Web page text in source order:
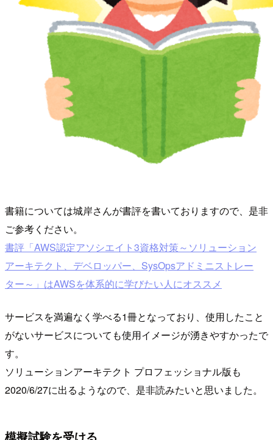
書籍については城岸さんが書評を書いておりますので、是非
ご参考ください。
書評「AWS認定アソシエイト3資格対策～ソリューション
アーキテクト、デベロッパー、SysOpsアドミニストレー
ター～」はAWSを体系的に学びたい人にオススメ
サービスを満遍なく学べる1冊となっており、使用したこと
がないサービスについても使用イメージが湧きやすかったで
す。
ソリューションアーキテクト プロフェッショナル版も
2020/6/27に出るようなので、是非読みたいと思いました。
模擬試験を受ける